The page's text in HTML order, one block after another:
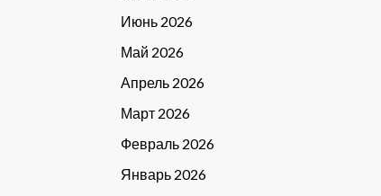
Июнь 2026
Май 2026
Апрель 2026
Март 2026
Февраль 2026
Январь 2026